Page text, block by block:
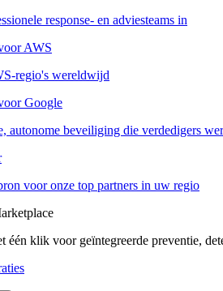
response- en adviesteams in
AWS
regio's wereldwijd
Google
autonome beveiliging die verdedigers
voor onze top partners in uw regio
één klik voor geïntegreerde preventie,